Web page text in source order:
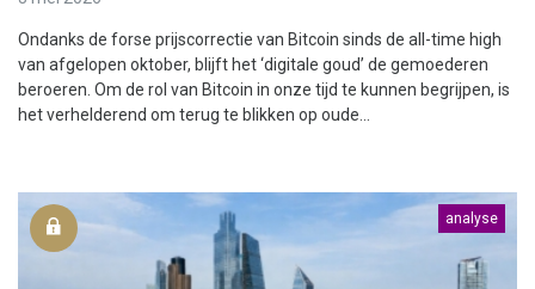
Ondanks de forse prijscorrectie van Bitcoin sinds de all-time high
van afgelopen oktober, blijft het ‘digitale goud’ de gemoederen
beroeren. Om de rol van Bitcoin in onze tijd te kunnen begrijpen, is
het verhelderend om terug te blikken op oude...
analyse